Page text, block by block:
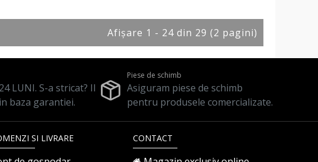
Afişare 1 - 24 din 29 (2 pagini)
LUNI. S-a stricat? Il
baza garantiei.
Piese de schimb
Asiguram piese de schimb
pentru produsele comercializate.
SI LIVRARE CONTACT